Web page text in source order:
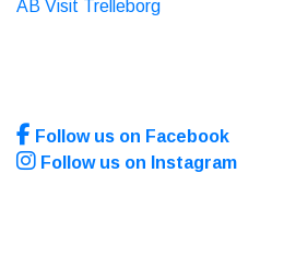
AB Visit Trelleborg
Follow us on Facebook
Follow us on Instagram